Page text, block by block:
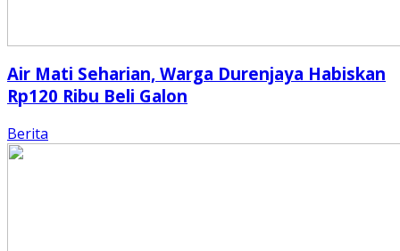
Air Mati Seharian, Warga Durenjaya Habiskan
Rp120 Ribu Beli Galon
Berita